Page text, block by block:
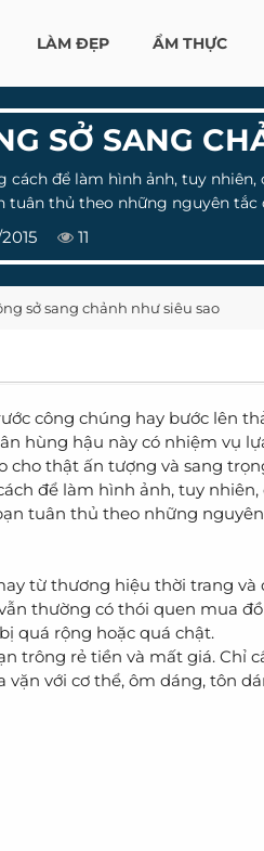
LÀM ĐẸP ẨM THỰC
SỞ SANG
để làm hình ảnh, tuy
thủ theo những nguyên tắc
11
sở sang chảnh như siêu sao
công chúng hay bước lên
hùng hậu này có nhiệm vụ
cho thật ấn tượng và sang
để làm hình ảnh, tuy nhiên,
tuân thủ theo những
từ thương hiệu thời trang và
thường có thói quen mua
quá rộng hoặc quá chật.
trông rẻ tiền và mất giá. Chỉ
với cơ thể, ôm dáng, tôn